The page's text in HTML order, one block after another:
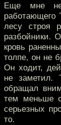
Еще мне не
работающего
лесу строя
разбойники.
кровь
толпе, он не
Он ходит,
не заметил.
обращал
тем меньше
серьезных
то.